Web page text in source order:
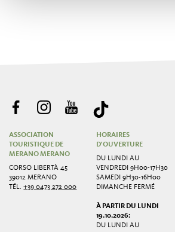
ASSOCIATION
TOURISTIQUE DE
MERANO MERANO
CORSO LIBERTÀ 45
39012 MERANO
TÉL.+39 0473 272 000
HORAIRES
D'OUVERTURE
DU LUNDI AU
VENDREDI 9H00-17H30
SAMEDI 9H30-16H00
DIMANCHE FERMÉ
À PARTIR DU LUNDI
19.10.2026:
DU LUNDI AU